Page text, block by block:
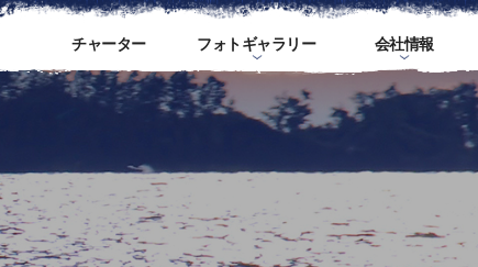
チャーター フォトギャラリー 会社情報